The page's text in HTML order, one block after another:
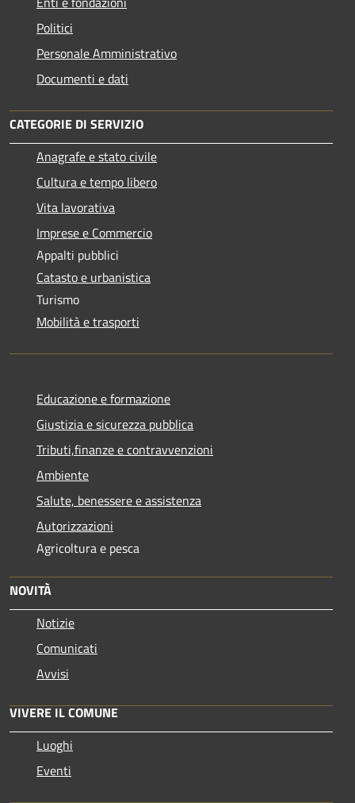
Politici
Personale Amministrativo
Documenti e dati
CATEGORIE DI SERVIZIO
Anagrafe e stato civile
Cultura e tempo libero
Vita lavorativa
Imprese e Commercio
Appalti pubblici
Catasto e urbanistica
Turismo
Mobilità e trasporti
Educazione e formazione
Giustizia e sicurezza pubblica
Tributi,finanze e contravvenzioni
Ambiente
Salute, benessere e assistenza
Autorizzazioni
Agricoltura e pesca
NOVITÀ
Notizie
Comunicati
Avvisi
VIVERE IL COMUNE
Luoghi
Eventi